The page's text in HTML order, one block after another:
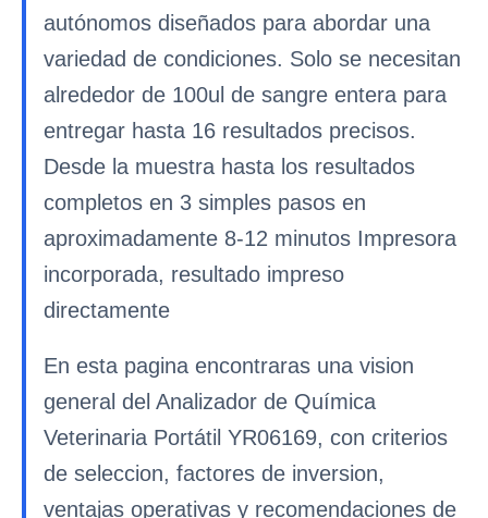
autónomos diseñados para abordar una
variedad de condiciones. Solo se necesitan
alrededor de 100ul de sangre entera para
entregar hasta 16 resultados precisos.
Desde la muestra hasta los resultados
completos en 3 simples pasos en
aproximadamente 8-12 minutos Impresora
incorporada, resultado impreso
directamente
En esta pagina encontraras una vision
general del Analizador de Química
Veterinaria Portátil YR06169, con criterios
de seleccion, factores de inversion,
ventajas operativas y recomendaciones de